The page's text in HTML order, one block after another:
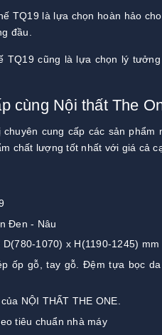
TQ19 là lựa chọn hoàn hảo
đầu.
TQ19 cũng là lựa chọn lý
cùng Nội thất The
chuyên cung cấp các sản
chất lượng tốt nhất với giá cả
Đen - Nâu
1070) x H(1190-1245) mm
ốp gỗ, tay gỗ. Đệm tựa bọc
NỘI THẤT THE ONE.
tiêu chuẩn nhà máy